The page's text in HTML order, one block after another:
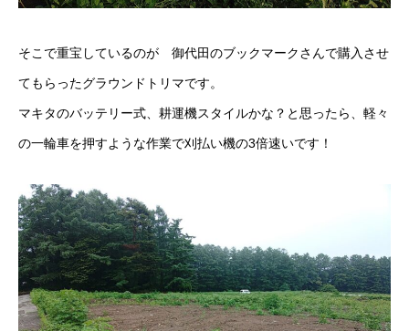
そこで重宝しているのが 御代田のブックマークさんで購入させ
てもらったグラウンドトリマです。
マキタのバッテリー式、耕運機スタイルかな？と思ったら、軽々
の一輪車を押すような作業で刈払い機の3倍速いです！